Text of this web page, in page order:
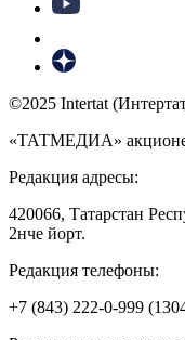
©2025 Intertat
«ТАТМЕДИА»
Редакция адресы:
420066, Татарстан
2нче йорт.
Редакция телефоны:
+7 (843) 222-0-999